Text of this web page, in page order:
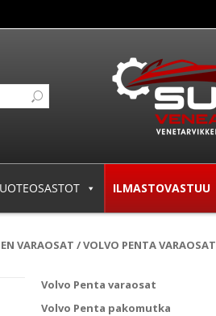
ILMASTOVASTUU
VARAOSAT /VOLVO PENTA VARAOSAT
Volvo Penta varaosat
Volvo Penta pakomutka